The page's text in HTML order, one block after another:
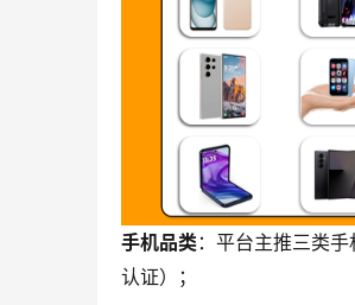
手机品类：平台主推三类
认证） ；